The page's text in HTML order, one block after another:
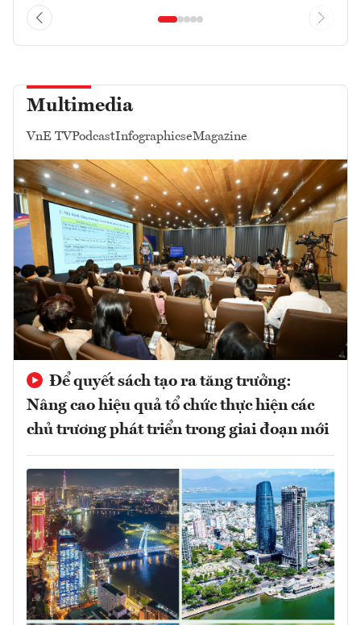
Multimedia
VnE TVPodcastInfographicseMagazine
Để quyết sách tạo ra tăng trưởng:
Nâng cao hiệu quả tổ chức thực hiện các
chủ trương phát triển trong giai đoạn mới